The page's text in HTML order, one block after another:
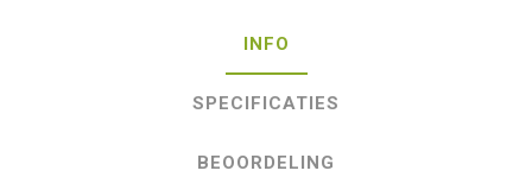
INFO
SPECIFICATIES
BEOORDELING